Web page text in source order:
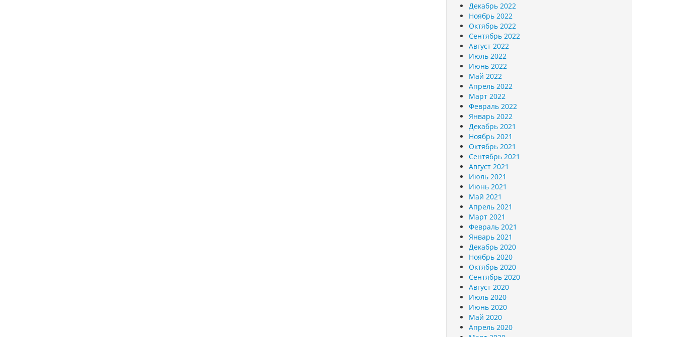
Декабрь 2022
Ноябрь 2022
Октябрь 2022
Сентябрь 2022
Август 2022
Июль 2022
Июнь 2022
Май 2022
Апрель 2022
Март 2022
Февраль 2022
Январь 2022
Декабрь 2021
Ноябрь 2021
Октябрь 2021
Сентябрь 2021
Август 2021
Июль 2021
Июнь 2021
Май 2021
Апрель 2021
Март 2021
Февраль 2021
Январь 2021
Декабрь 2020
Ноябрь 2020
Октябрь 2020
Сентябрь 2020
Август 2020
Июль 2020
Июнь 2020
Май 2020
Апрель 2020